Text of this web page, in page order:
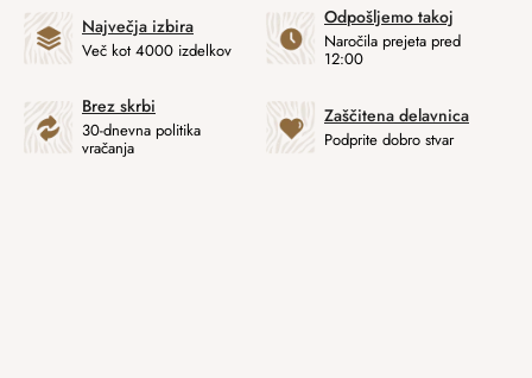
Največja izbira
Več kot 4000 izdelkov
Odpošljemo takoj
Naročila prejeta pred
12:00
Brez skrbi
30-dnevna politika
vračanja
Zaščitena delavnica
Podprite dobro stvar